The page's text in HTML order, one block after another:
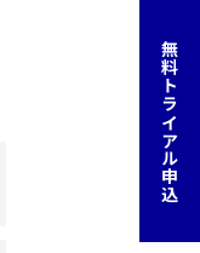
無料トライアル申込